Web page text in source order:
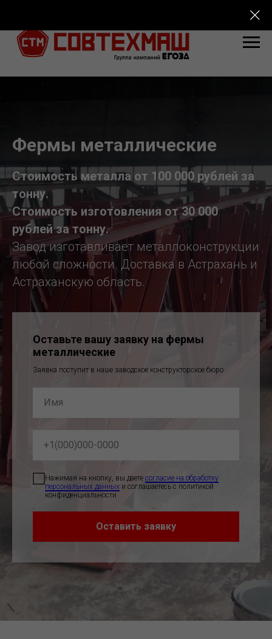
Фермы металлические
Стоимость металла от 100 000 рублей за
тонну.
Стоимость изготовления от 30 000
рублей за тонну.
Завод изготавливает металлоконструкции
любой сложности. Доставка в Астрахань и
Астраханскую область.
Оставьте вашу заявку на фермы
металлические
Заявка поступит в наше заводское конструкторское бюро
Нажимая на кнопку, вы даете согласие на обработку
персональных данных и соглашаетесь c политикой
конфиденциальности
Оставить заявку